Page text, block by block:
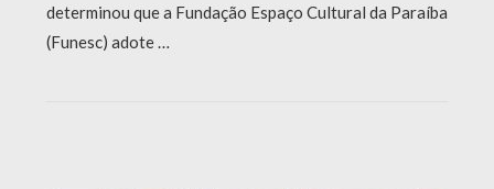
determinou que a Fundação Espaço Cultural da Paraíba
(Funesc) adote …